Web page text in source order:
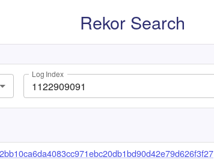
Rekor Search
Log Index